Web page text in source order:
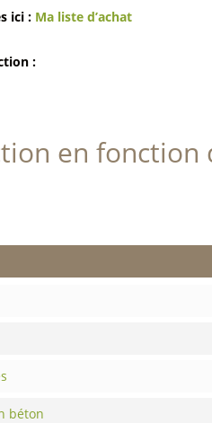
ici : Ma liste d’achat
:
en
béton